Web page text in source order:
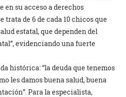
en su acceso a derechos
trata de 6 de cada 10 chicos que
estatal, que dependen del
evidenciando una fuerte
histórica: “la deuda que tenemos
les damos buena salud, buena
Para la especialista,